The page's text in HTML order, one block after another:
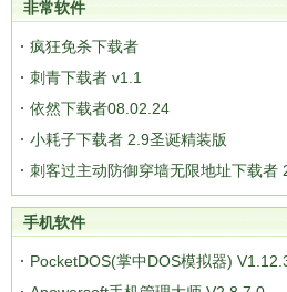
非常软件
疯狂免杀下载者
刺青下载者 v1.1
依然下载者08.02.24
小耗子下载者 2.9圣诞精装版
刺客过主动防御穿墙无限地址下载者
手机软件
PocketDOS(掌中DOS模拟器)